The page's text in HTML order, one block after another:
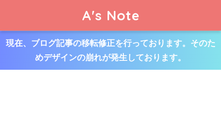
A's Note
現在、ブログ記事の移転修正を行っております。そのた
めデザインの崩れが発生しております。